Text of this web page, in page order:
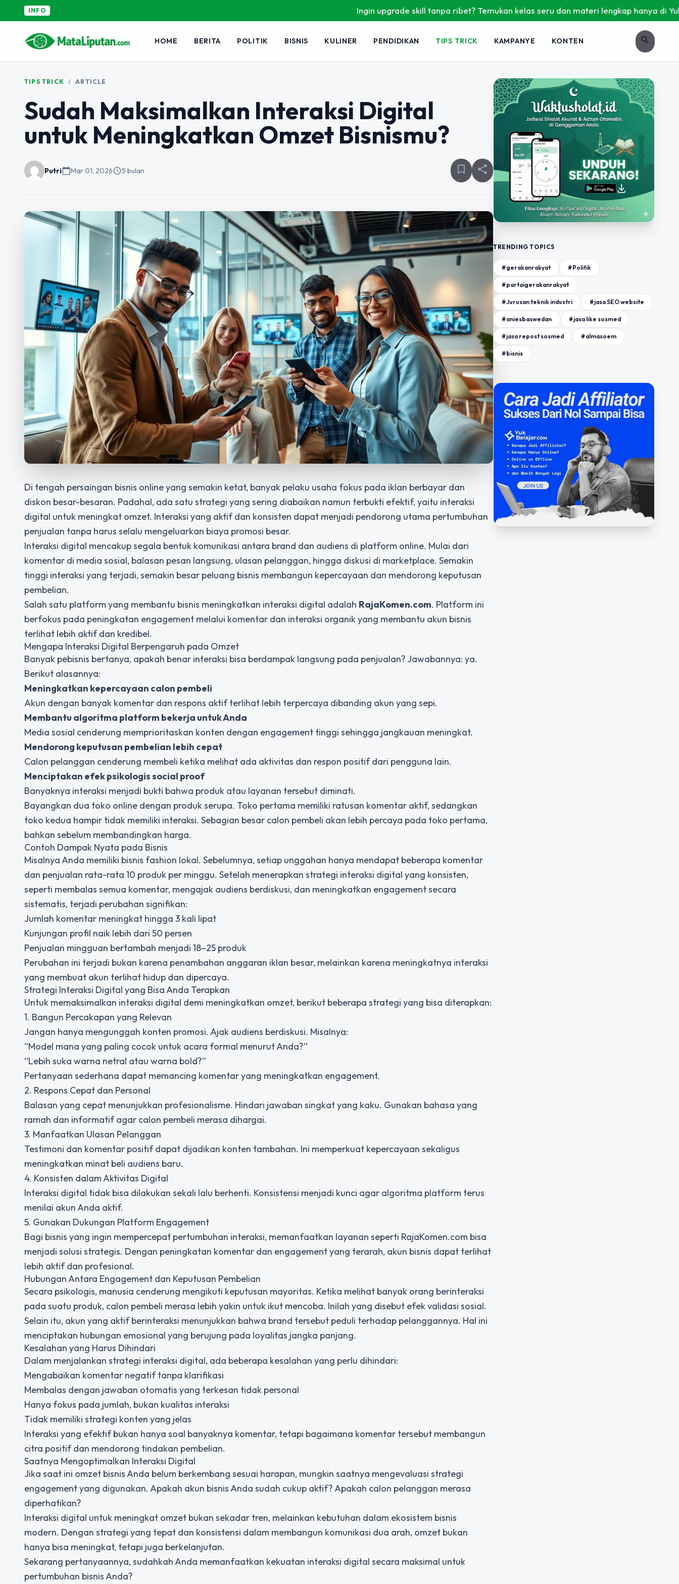
INFO Ingin upgrade skill tanpa ribet? Temukan kelas seru dan materi lengkap hanya di
HOME BERITA POLITIK BISNIS KULINER PENDIDIKAN TIPS TRICK KAMPANYE KONTEN search
TIPS TRICK / ARTICLE
Sudah Maksimalkan Interaksi Digital
untuk Meningkatkan Omzet Bisnismu?
Putricalendar_todayMar 01, 2026schedule5 bulan bookmark_border share
Di tengah persaingan bisnis online yang semakin ketat, banyak pelaku usaha fokus pada iklan berbayar dan
diskon besar-besaran. Padahal, ada satu strategi yang sering diabaikan namun terbukti efektif, yaitu interaksi
digital untuk meningkat omzet. Interaksi yang aktif dan konsisten dapat menjadi pendorong utama pertumbuhan
penjualan tanpa harus selalu mengeluarkan biaya promosi besar.
Interaksi digital mencakup segala bentuk komunikasi antara brand dan audiens di platform online. Mulai dari
komentar di media sosial, balasan pesan langsung, ulasan pelanggan, hingga diskusi di marketplace. Semakin
tinggi interaksi yang terjadi, semakin besar peluang bisnis membangun kepercayaan dan mendorong keputusan
pembelian.
Salah satu platform yang membantu bisnis meningkatkan interaksi digital adalah RajaKomen.com. Platform ini
berfokus pada peningkatan engagement melalui komentar dan interaksi organik yang membantu akun bisnis
terlihat lebih aktif dan kredibel.
Mengapa Interaksi Digital Berpengaruh pada Omzet
Banyak pebisnis bertanya, apakah benar interaksi bisa berdampak langsung pada penjualan? Jawabannya: ya.
Berikut alasannya:
Meningkatkan kepercayaan calon pembeli
Akun dengan banyak komentar dan respons aktif terlihat lebih terpercaya dibanding akun yang sepi.
Membantu algoritma platform bekerja untuk Anda
Media sosial cenderung memprioritaskan konten dengan engagement tinggi sehingga jangkauan meningkat.
Mendorong keputusan pembelian lebih cepat
Calon pelanggan cenderung membeli ketika melihat ada aktivitas dan respon positif dari pengguna lain.
Menciptakan efek psikologis social proof
Banyaknya interaksi menjadi bukti bahwa produk atau layanan tersebut diminati.
Bayangkan dua toko online dengan produk serupa. Toko pertama memiliki ratusan komentar aktif, sedangkan
toko kedua hampir tidak memiliki interaksi. Sebagian besar calon pembeli akan lebih percaya pada toko pertama,
bahkan sebelum membandingkan harga.
Contoh Dampak Nyata pada Bisnis
Misalnya Anda memiliki bisnis fashion lokal. Sebelumnya, setiap unggahan hanya mendapat beberapa komentar
dan penjualan rata-rata 10 produk per minggu. Setelah menerapkan strategi interaksi digital yang konsisten,
seperti membalas semua komentar, mengajak audiens berdiskusi, dan meningkatkan engagement secara
sistematis, terjadi perubahan signifikan:
Jumlah komentar meningkat hingga 3 kali lipat
Kunjungan profil naik lebih dari 50 persen
Penjualan mingguan bertambah menjadi 18–25 produk
Perubahan ini terjadi bukan karena penambahan anggaran iklan besar, melainkan karena meningkatnya interaksi
yang membuat akun terlihat hidup dan dipercaya.
Strategi Interaksi Digital yang Bisa Anda Terapkan
Untuk memaksimalkan interaksi digital demi meningkatkan omzet, berikut beberapa strategi yang bisa diterapkan:
1. Bangun Percakapan yang Relevan
Jangan hanya mengunggah konten promosi. Ajak audiens berdiskusi. Misalnya:
“Model mana yang paling cocok untuk acara formal menurut Anda?”
“Lebih suka warna netral atau warna bold?”
Pertanyaan sederhana dapat memancing komentar yang meningkatkan engagement.
2. Respons Cepat dan Personal
Balasan yang cepat menunjukkan profesionalisme. Hindari jawaban singkat yang kaku. Gunakan bahasa yang
ramah dan informatif agar calon pembeli merasa dihargai.
3. Manfaatkan Ulasan Pelanggan
Testimoni dan komentar positif dapat dijadikan konten tambahan. Ini memperkuat kepercayaan sekaligus
meningkatkan minat beli audiens baru.
4. Konsisten dalam Aktivitas Digital
Interaksi digital tidak bisa dilakukan sekali lalu berhenti. Konsistensi menjadi kunci agar algoritma platform terus
menilai akun Anda aktif.
5. Gunakan Dukungan Platform Engagement
Bagi bisnis yang ingin mempercepat pertumbuhan interaksi, memanfaatkan layanan seperti RajaKomen.com bisa
menjadi solusi strategis. Dengan peningkatan komentar dan engagement yang terarah, akun bisnis dapat terlihat
lebih aktif dan profesional.
Hubungan Antara Engagement dan Keputusan Pembelian
Secara psikologis, manusia cenderung mengikuti keputusan mayoritas. Ketika melihat banyak orang berinteraksi
pada suatu produk, calon pembeli merasa lebih yakin untuk ikut mencoba. Inilah yang disebut efek validasi sosial.
Selain itu, akun yang aktif berinteraksi menunjukkan bahwa brand tersebut peduli terhadap pelanggannya. Hal ini
menciptakan hubungan emosional yang berujung pada loyalitas jangka panjang.
Kesalahan yang Harus Dihindari
Dalam menjalankan strategi interaksi digital, ada beberapa kesalahan yang perlu dihindari:
Mengabaikan komentar negatif tanpa klarifikasi
Membalas dengan jawaban otomatis yang terkesan tidak personal
Hanya fokus pada jumlah, bukan kualitas interaksi
Tidak memiliki strategi konten yang jelas
Interaksi yang efektif bukan hanya soal banyaknya komentar, tetapi bagaimana komentar tersebut membangun
citra positif dan mendorong tindakan pembelian.
Saatnya Mengoptimalkan Interaksi Digital
Jika saat ini omzet bisnis Anda belum berkembang sesuai harapan, mungkin saatnya mengevaluasi strategi
engagement yang digunakan. Apakah akun bisnis Anda sudah cukup aktif? Apakah calon pelanggan merasa
diperhatikan?
Interaksi digital untuk meningkat omzet bukan sekadar tren, melainkan kebutuhan dalam ekosistem bisnis
modern. Dengan strategi yang tepat dan konsistensi dalam membangun komunikasi dua arah, omzet bukan
hanya bisa meningkat, tetapi juga berkelanjutan.
Sekarang pertanyaannya, sudahkah Anda memanfaatkan kekuatan interaksi digital secara maksimal untuk
pertumbuhan bisnis Anda?
TRENDING TOPICS
#gerakanrakyat #Politik
#partaigerakanrakyat
#Jurusan teknik industri #jasa SEO website
#aniesbaswedan #jasa like sosmed
#jasa repost sosmed #almasoem
#bisnis